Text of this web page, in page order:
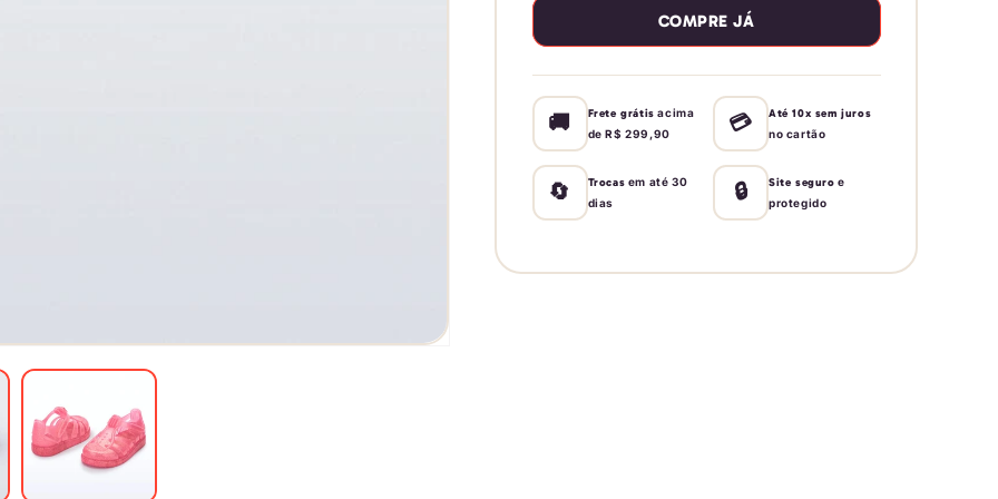
Daydream
Baby
Hip
Daydream
Baby
COMPRE JÁ
🚚 Frete grátis acima
de R$ 299,90
💳
Até 10x sem juros
no cartão
🔄 Trocas em até 30
dias
🔒 Site seguro e
protegido